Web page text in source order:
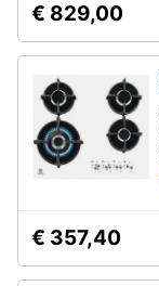
€ 829,00
€ 357,40